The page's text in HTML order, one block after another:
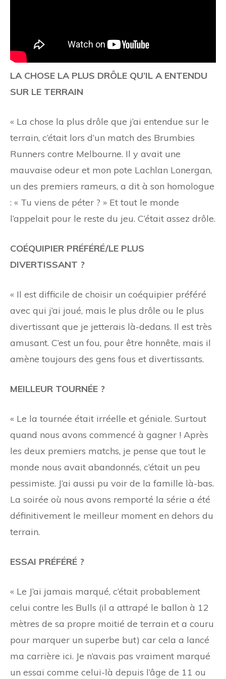
LA CHOSE LA PLUS DRÔLE QU’IL A ENTENDU
SUR LE TERRAIN
« La chose la plus drôle que j’ai entendue sur le
terrain, c’était lors d’un match des Brumbies
Runners contre Melbourne. Il y avait une
mauvaise odeur et mon pote Lachlan Lonergan,
un des premiers rameurs, a dit à son homologue
: « Tu viens de péter ? » Et tout le monde
l’appelait pour le reste du jeu. C’était assez drôle.
COÉQUIPIER PRÉFÉRÉ/LE PLUS
DIVERTISSANT ?
« Il est difficile de choisir un coéquipier préféré
avec qui j’ai joué, mais le plus drôle ou le plus
divertissant que je jetterais là-dedans. Il est très
amusant. C’est un fou, pour être honnête, mais il
amène toujours des gens fous et divertissants.
MEILLEUR TOURNÉE ?
« Le la tournée était irréelle et géniale. Surtout
quand nous avons commencé à gagner ! Après
les deux premiers matchs, je pense que tout le
monde nous avait abandonnés, c’était un peu
pessimiste. J’ai aussi pu voir de la famille là-bas.
La soirée où nous avons remporté la série a été
définitivement le meilleur moment en dehors du
terrain.
ESSAI PRÉFÉRÉ ?
« Le J’ai jamais marqué, c’était probablement
celui contre les Bulls (il a attrapé le ballon à 12
mètres de sa propre moitié de terrain et a couru
pour marquer un superbe but) car cela a lancé
ma carrière ici. Je n’avais pas vraiment marqué
un essai comme celui-là depuis l’âge de 11 ou